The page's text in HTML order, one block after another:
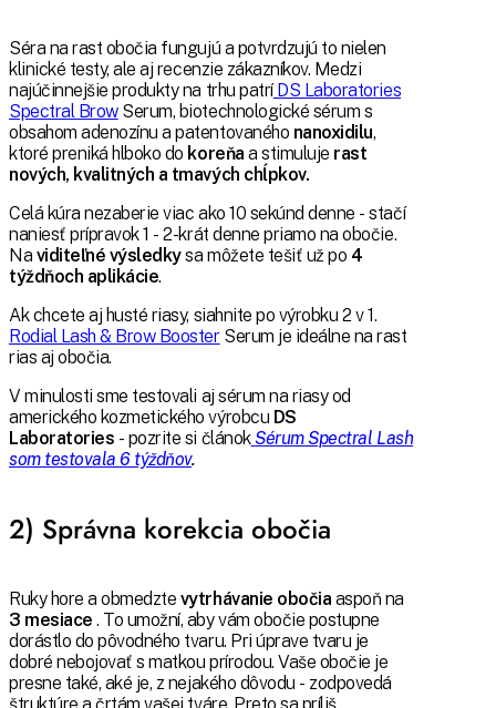
Séra na rast obočia fungujú a potvrdzujú to nielen
klinické testy, ale aj recenzie zákazníkov. Medzi
najúčinnejšie produkty na trhu patríDS Laboratories
Spectral BrowSerum, biotechnologické sérum s
obsahom adenozínu a patentovaného nanoxidilu,
ktoré preniká hlboko do koreňa a stimuluje rast
nových, kvalitných a tmavých chĺpkov.
Celá kúra nezaberie viac ako 10 sekúnd denne - stačí
naniesť prípravok 1 - 2-krát denne priamo na obočie.
Na viditeľné výsledkysa môžete tešiť už po 4
týždňoch aplikácie.
Ak chcete aj husté riasy, siahnite po výrobku 2 v 1.
Rodial Lash & Brow BoosterSerum je ideálne na rast
rias aj obočia.
V minulosti sme testovali aj sérum na riasy od
amerického kozmetického výrobcu DS
Laboratories - pozrite si článokSérum Spectral Lash
som testovala 6 týždňov.
2) Správna korekcia obočia
Ruky hore a obmedzte vytrhávanie obočia aspoň na
3 mesiace. To umožní, aby vám obočie postupne
dorástlo do pôvodného tvaru. Pri úprave tvaru je
dobré nebojovať s matkou prírodou. Vaše obočie je
presne také, aké je, z nejakého dôvodu - zodpovedá